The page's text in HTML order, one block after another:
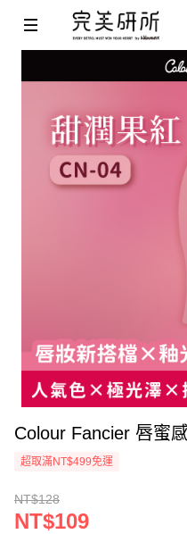
超取滿NT$499免運
NT$128
NT$109